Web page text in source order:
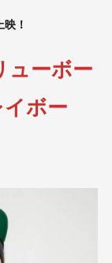
！
ューボー
ボー